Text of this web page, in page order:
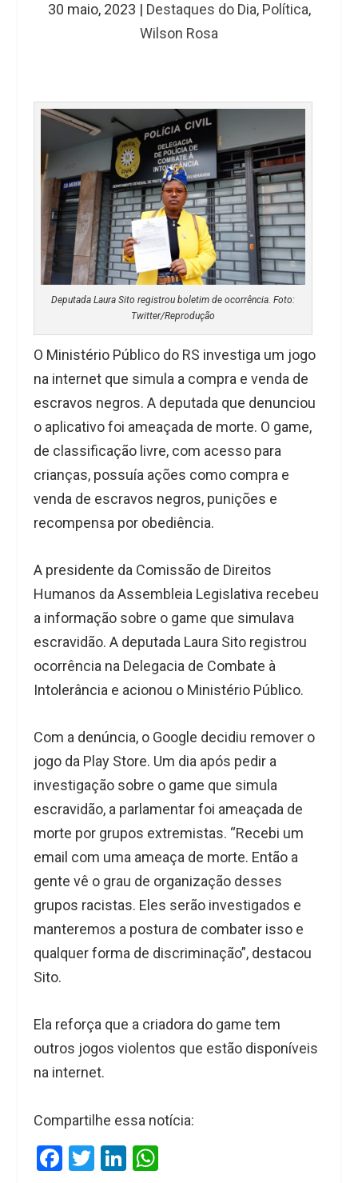
30 maio, 2023 | Destaques do Dia, Política,
Wilson Rosa
Deputada Laura Sito registrou boletim de ocorrência. Foto:
Twitter/Reprodução
O Ministério Público do RS investiga um jogo
na internet que simula a compra e venda de
escravos negros. A deputada que denunciou
o aplicativo foi ameaçada de morte. O game,
de classificação livre, com acesso para
crianças, possuía ações como compra e
venda de escravos negros, punições e
recompensa por obediência.
A presidente da Comissão de Direitos
Humanos da Assembleia Legislativa recebeu
a informação sobre o game que simulava
escravidão. A deputada Laura Sito registrou
ocorrência na Delegacia de Combate à
Intolerância e acionou o Ministério Público.
Com a denúncia, o Google decidiu remover o
jogo da Play Store. Um dia após pedir a
investigação sobre o game que simula
escravidão, a parlamentar foi ameaçada de
morte por grupos extremistas. “Recebi um
email com uma ameaça de morte. Então a
gente vê o grau de organização desses
grupos racistas. Eles serão investigados e
manteremos a postura de combater isso e
qualquer forma de discriminação”, destacou
Sito.
Ela reforça que a criadora do game tem
outros jogos violentos que estão disponíveis
na internet.
Compartilhe essa notícia:
F
T
Li